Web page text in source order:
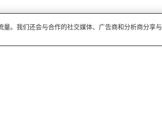
。我们还会与合作的社交媒体、广告商和分析商分享与